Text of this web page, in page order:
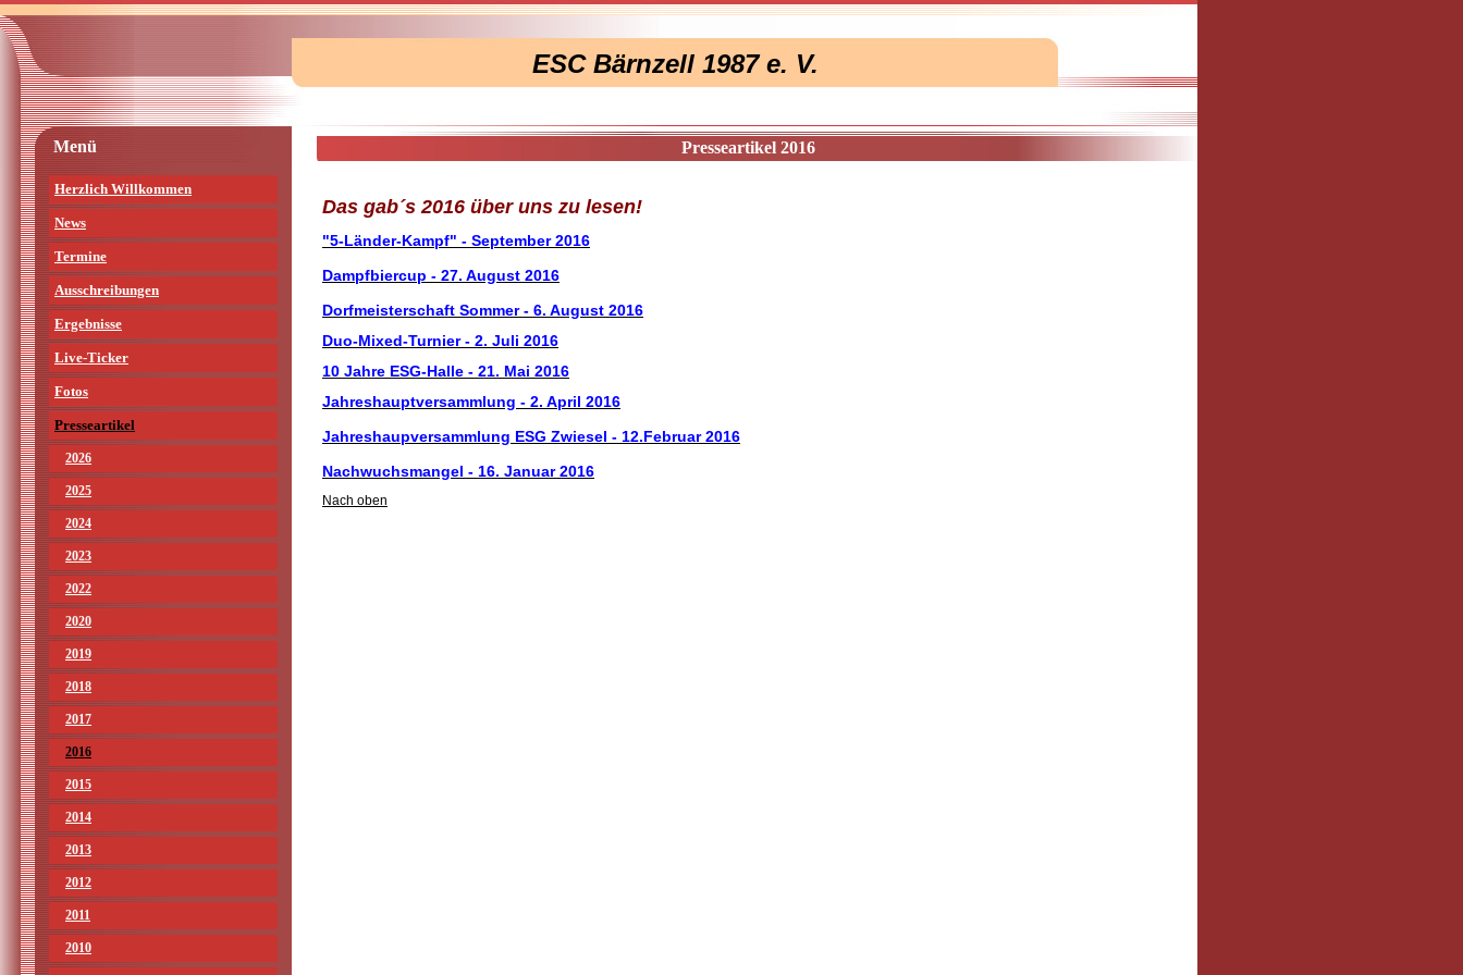
ESC Bärnzell 1987 e. V.
Menü
Herzlich Willkommen
News
Termine
Ausschreibungen
Ergebnisse
Live-Ticker
Fotos
Presseartikel
2026
2025
2024
2023
2022
2020
2019
2018
2017
2016
2015
2014
2013
2012
2011
2010
Presseartikel 2016
Das gab´s 2016 über uns zu lesen!
"5-Länder-Kampf" - September 2016
Dampfbiercup - 27. August 2016
Dorfmeisterschaft Sommer - 6. August 2016
Duo-Mixed-Turnier - 2. Juli 2016
10 Jahre ESG-Halle - 21. Mai 2016
Jahreshauptversammlung - 2. April 2016
Jahreshaupversammlung ESG Zwiesel - 12.Februar 2016
Nachwuchsmangel - 16. Januar 2016
Nach oben